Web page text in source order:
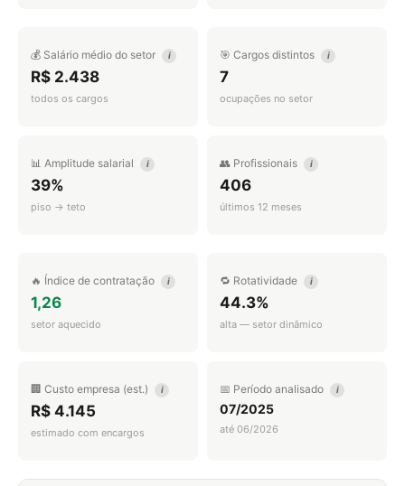
💰 Salário médio do setor i
R$ 2.438
todos os cargos
🎯 Cargos distintos i
7
ocupações no setor
📊 Amplitude salarial i
39%
piso → teto
👥 Profissionais i
406
últimos 12 meses
🔥 Índice de contratação i
1,26
setor aquecido
🔁 Rotatividade i
44.3%
alta — setor dinâmico
🏢 Custo empresa (est.) i
R$ 4.145
estimado com encargos
📅 Período analisado i
07/2025
até 06/2026